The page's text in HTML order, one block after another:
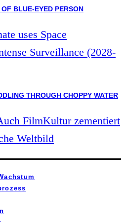
uses Space
Surveillance (2028-
FilmKultur zementiert
Weltbild